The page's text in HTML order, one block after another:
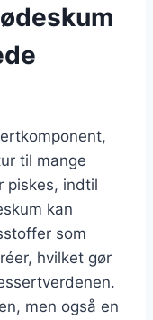
til mange
piskes, indtil
kan
som
hvilket gør
men også en